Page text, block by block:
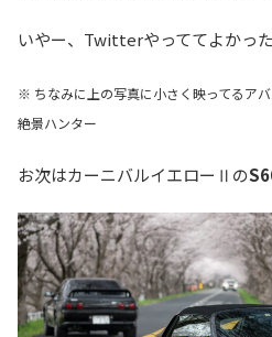
いやー、Twitterやっててよかった
※ ちなみに上の写真に小さく映ってるア
絶景ハンター
お次はカーニバルイエローⅡの